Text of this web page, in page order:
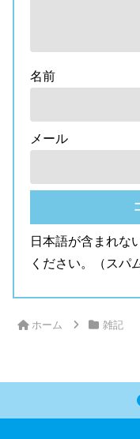
名前
メール
日本語が含まれな
ください。（スパ
ホーム 雑記